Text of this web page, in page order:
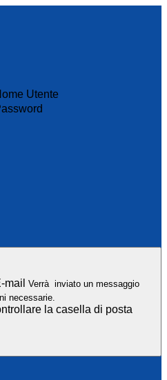
Utente
mail Verrà inviato un messaggio
necessarie.
la casella di posta